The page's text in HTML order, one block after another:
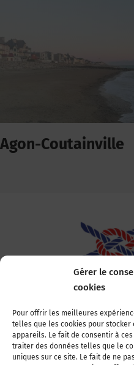
Gérer le
cookies
Pour offrir les meilleures
telles que les cookies pour
appareils. Le fait de consentir à
traiter des données telles que le
uniques sur ce site. Le fait de ne
Agon-Coutainville
Association
22, boulevard de la
75007 Paris
Tél : 01 44 11 11 70